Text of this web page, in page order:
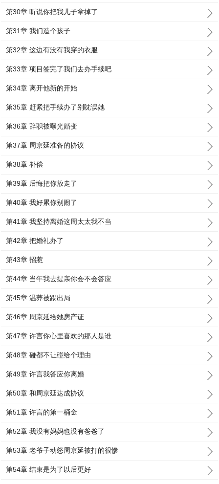
第30章 听说你把我儿子拿掉了
第31章 我们造个孩子
第32章 这边有没有我穿的衣服
第33章 项目签完了我们去办手续吧
第34章 离开他新的开始
第35章 赶紧把手续办了别眈误她
第36章 辞职被曝光婚变
第37章 周京延准备的协议
第38章 补偿
第39章 后悔把你放走了
第40章 我好累你别闹了
第41章 我坚持离婚这周太太我不当
第42章 把婚礼办了
第43章 招惹
第44章 当年我去提亲你会不会答应
第45章 温荞被踢出局
第46章 周京延给她房产证
第47章 许言你心里喜欢的那人是谁
第48章 碰都不让碰给个理由
第49章 许言我答应你离婚
第50章 和周京延达成协议
第51章 许言的第一桶金
第52章 我没有妈妈也没有爸爸了
第53章 老爷子动怒周京延被打的很惨
第54章 结束是为了以后更好